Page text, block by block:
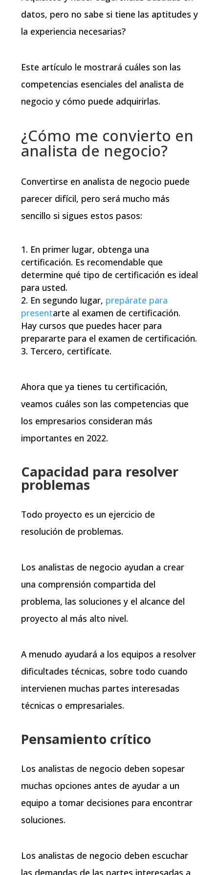
datos, pero no sabe si tiene las aptitudes y
la experiencia necesarias?
Este artículo le mostrará cuáles son las
competencias esenciales del analista de
negocio y cómo puede adquirirlas.
¿Cómo me convierto en
analista de negocio?
Convertirse en analista de negocio puede
parecer difícil, pero será mucho más
sencillo si sigues estos pasos:
En primer lugar, obtenga una
certificación. Es recomendable que
determine qué tipo de certificación es ideal
para usted.
En segundo lugar, prepárate para
presentarte al examen de certificación.
Hay cursos que puedes hacer para
prepararte para el examen de certificación.
Tercero, certifícate.
Ahora que ya tienes tu certificación,
veamos cuáles son las competencias que
los empresarios consideran más
importantes en 2022.
Capacidad para resolver
problemas
Todo proyecto es un ejercicio de
resolución de problemas.
Los analistas de negocio ayudan a crear
una comprensión compartida del
problema, las soluciones y el alcance del
proyecto al más alto nivel.
A menudo ayudará a los equipos a resolver
dificultades técnicas, sobre todo cuando
intervienen muchas partes interesadas
técnicas o empresariales.
Pensamiento crítico
Los analistas de negocio deben sopesar
muchas opciones antes de ayudar a un
equipo a tomar decisiones para encontrar
soluciones.
Los analistas de negocio deben escuchar
las demandas de las partes interesadas a